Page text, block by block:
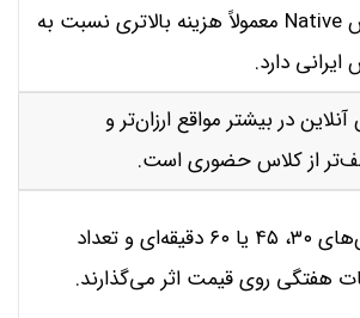
مدرس Native معمولاً هزینه بالاتری نسبت به
دارد.
در بیشتر مواقع ارزان‌تر و
از کلاس حضوری است.
کلاس‌های ۳۰، ۴۵ یا ۶۰ دقیقه‌ای و تعداد
هفتگی روی قیمت اثر می‌گذارند.